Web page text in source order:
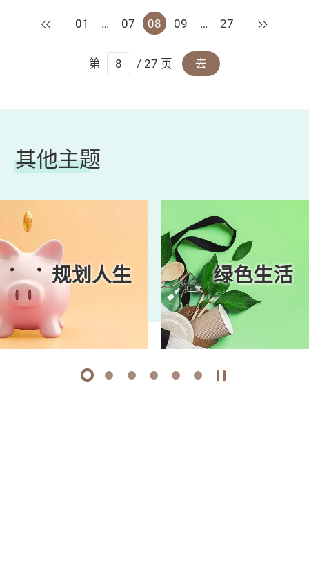
上一页
01 … 07 08 09 … 27 下一页
第 / 27 页 去
其他主题
规划人生 绿色生活
1 2 3 4 5 6 开始/暂停幻灯